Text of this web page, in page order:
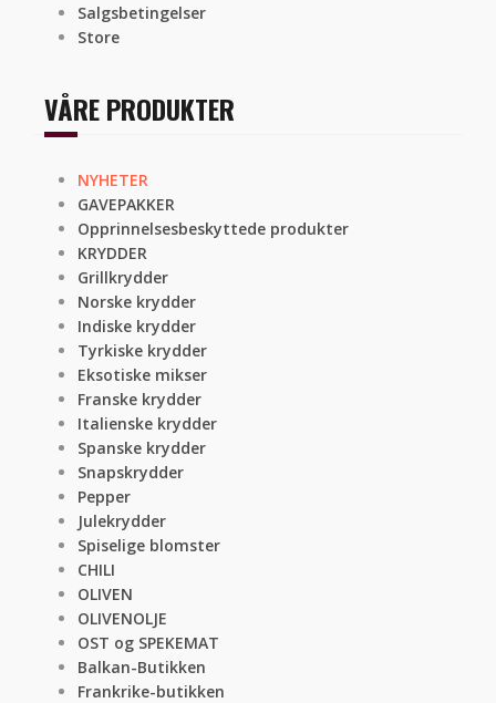
Salgsbetingelser
Store
VÅRE PRODUKTER
NYHETER
GAVEPAKKER
Opprinnelsesbeskyttede produkter
KRYDDER
Grillkrydder
Norske krydder
Indiske krydder
Tyrkiske krydder
Eksotiske mikser
Franske krydder
Italienske krydder
Spanske krydder
Snapskrydder
Pepper
Julekrydder
Spiselige blomster
CHILI
OLIVEN
OLIVENOLJE
OST og SPEKEMAT
Balkan-Butikken
Frankrike-butikken